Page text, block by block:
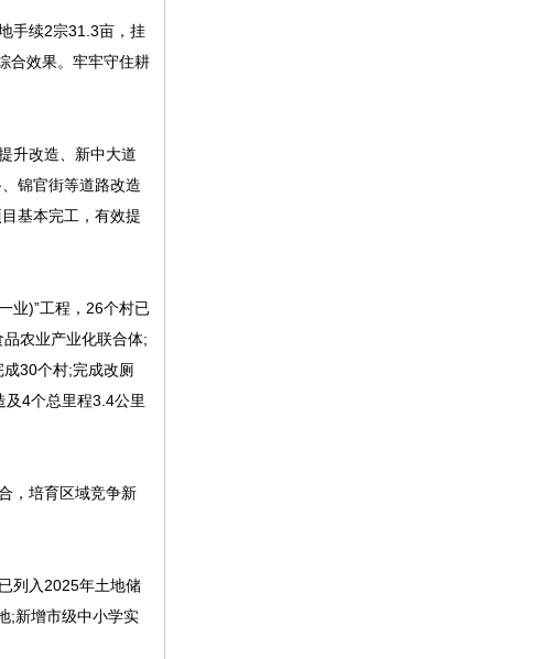
手续2宗31.3亩，挂
合效果。牢牢守住耕
升改造、新中大道
锦官街等道路改造
基本完工，有效提
业)”工程，26个村已
农业产业化联合体;
成30个村;完成改厕
4个总里程3.4公里
，培育区域竞争新
列入2025年土地储
;新增市级中小学实